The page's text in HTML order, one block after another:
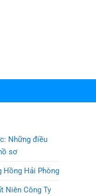
Những điều
sơ
Hồng Hải Phòng
Niên Công Ty